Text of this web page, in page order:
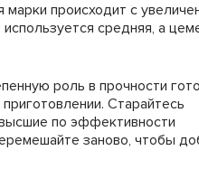
происходит с
средняя, а
роль в прочности
Старайтесь
по эффективности
заново, чтобы